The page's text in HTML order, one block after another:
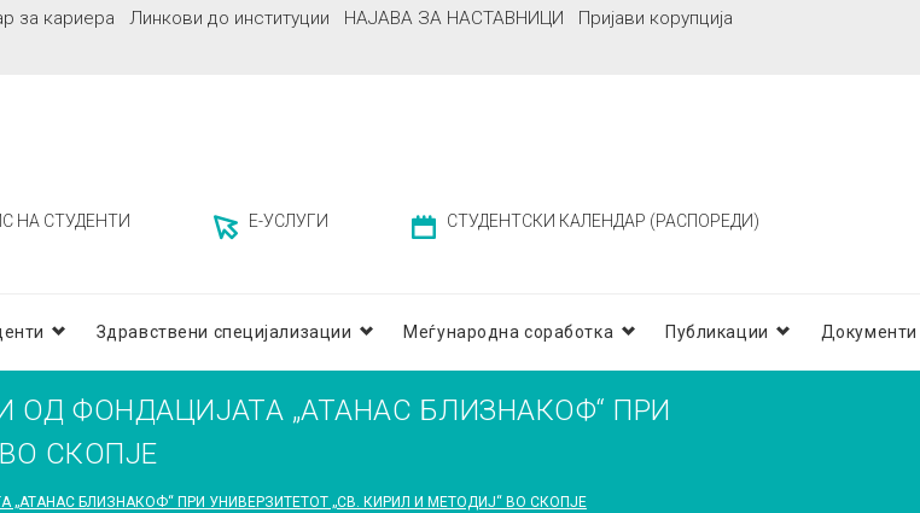
за кариера Линкови до институции НАЈАВА ЗА НАСТАВНИЦИ Пријави корупција
НА СТУДЕНТИ Е-УСЛУГИ СТУДЕНТСКИ КАЛЕНДАР (РАСПОРЕДИ)
Здравствени специјализации Меѓународна соработка Публикации Документи
ФОНДАЦИЈАТА „АТАНАС БЛИЗНАКОФ“ ПРИ
СКОПЈЕ
БЛИЗНАКОФ“ ПРИ УНИВЕРЗИТЕТОТ „СВ. КИРИЛ И МЕТОДИЈ“ ВО СКОПЈЕ